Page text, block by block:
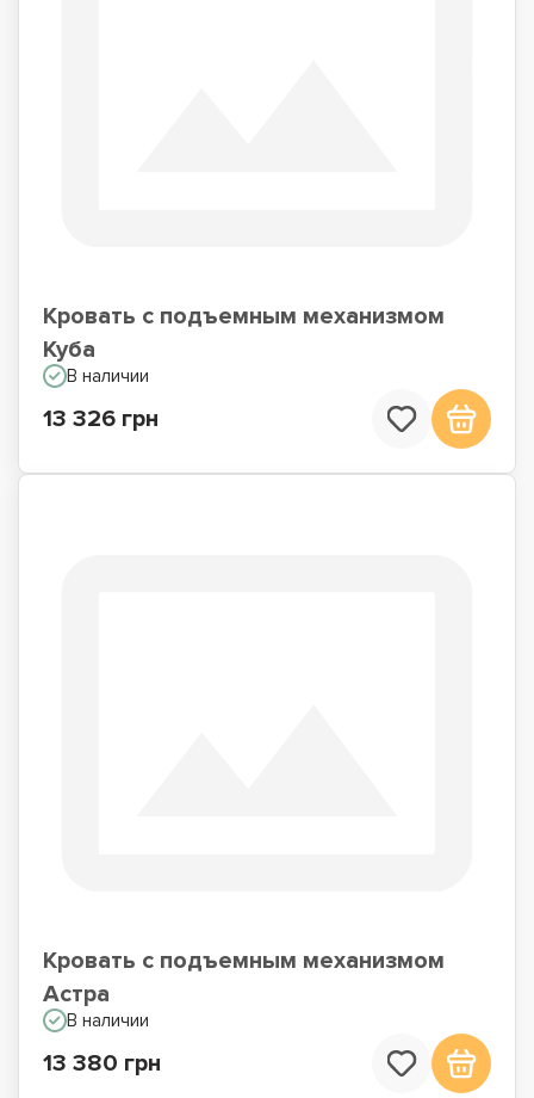
Кровать с подъемным механизмом
Куба
В наличии
13 326 грн
Кровать с подъемным механизмом
Астра
В наличии
13 380 грн